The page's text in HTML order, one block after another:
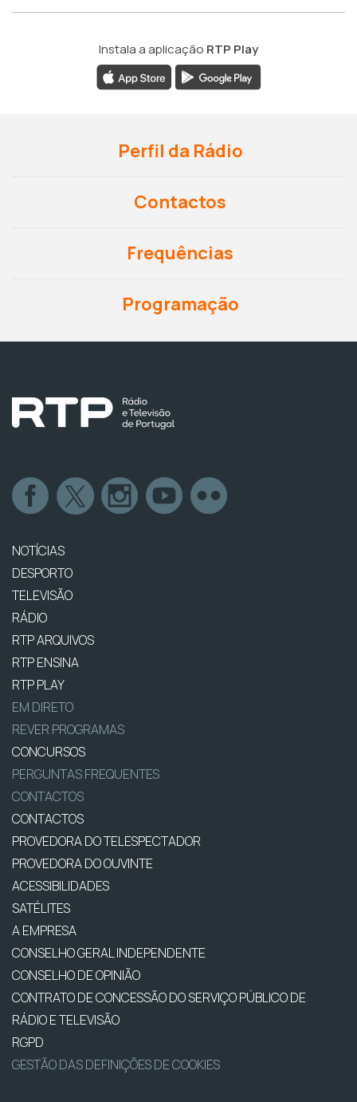
Instala a aplicação RTP Play
Perfil da Rádio
Contactos
Frequências
Programação
NOTÍCIAS
DESPORTO
TELEVISÃO
RÁDIO
RTP ARQUIVOS
RTP ENSINA
RTP PLAY
EM DIRETO
REVER PROGRAMAS
CONCURSOS
PERGUNTAS FREQUENTES
CONTACTOS
CONTACTOS
PROVEDORA DO TELESPECTADOR
PROVEDORA DO OUVINTE
ACESSIBILIDADES
SATÉLITES
A EMPRESA
CONSELHO GERAL INDEPENDENTE
CONSELHO DE OPINIÃO
CONTRATO DE CONCESSÃO DO SERVIÇO PÚBLICO DE
RÁDIO E TELEVISÃO
RGPD
GESTÃO DAS DEFINIÇÕES DE COOKIES